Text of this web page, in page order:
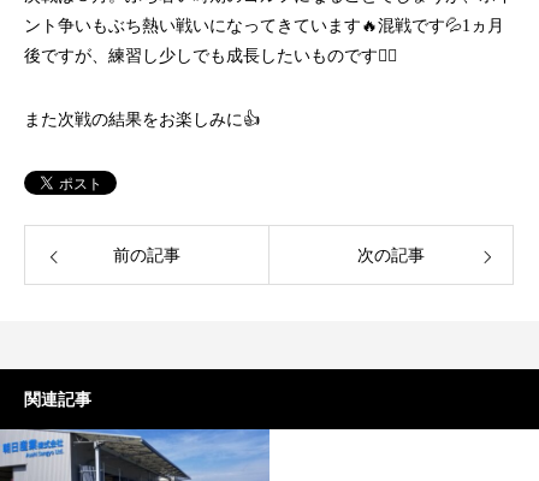
ント争いもぶち熱い戦いになってきています🔥混戦です💦1ヵ月
後ですが、練習し少しでも成長したいものです🏌🏽
また次戦の結果をお楽しみに👍
前の記事 次の記事
関連記事